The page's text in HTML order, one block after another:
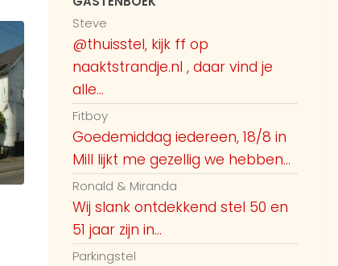
Steve
@thuisstel, kijk ff op
naaktstrandje.nl , daar vind je
alle...
Fitboy
Goedemiddag iedereen, 18/8 in
Mill lijkt me gezellig we hebben...
Ronald & Miranda
Wij slank ontdekkend stel 50 en
51 jaar zijn in...
Parkingstel